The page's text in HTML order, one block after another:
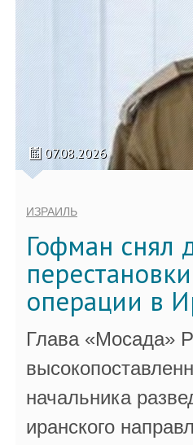
07.08.2026
ИЗРАИЛЬ
Гофман снял
операции в
Глава «Мосада»
начальника
иранского